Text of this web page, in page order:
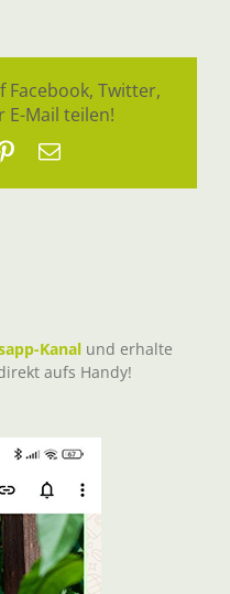
Facebook, Twitter,
Mail teilen!
Pinterest
E-
Kanal und erhalte
aufs Handy!